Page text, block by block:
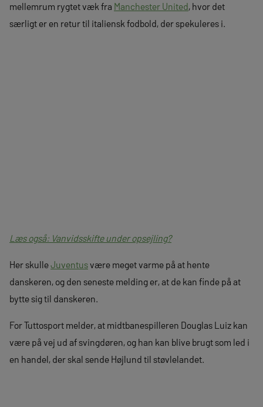
mellemrum rygtet væk fra Manchester United, hvor det
særligt er en retur til italiensk fodbold, der spekuleres i.
Læs også: Vanvidsskifte under opsejling?
Her skulleJuventusvære meget varme på at hente
danskeren, og den seneste melding er, at de kan finde på at
bytte sig til danskeren.
For Tuttosport melder, at midtbanespilleren Douglas Luiz kan
være på vej ud af svingdøren, og han kan blive brugt som led i
en handel, der skal sende Højlund til støvlelandet.